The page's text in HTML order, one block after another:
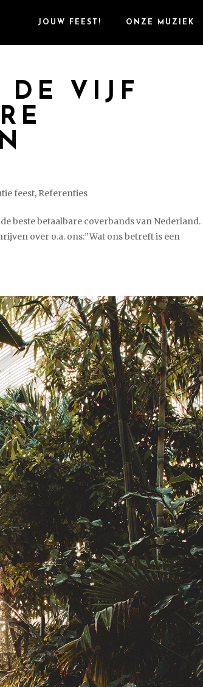
JOUW FEEST! ONZE MUZIEK
DE VIJF
feest, Referenties
beste betaalbare coverbands van Nederland.
over o.a. ons:”Wat ons betreft is een